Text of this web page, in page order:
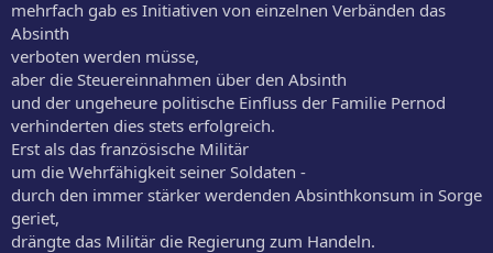
mehrfach gab es Initiativen von einzelnen Verbänden das
Absinth
verboten werden müsse,
aber die Steuereinnahmen über den Absinth
und der ungeheure politische Einfluss der Familie Pernod
verhinderten dies stets erfolgreich.
Erst als das französische Militär
um die Wehrfähigkeit seiner Soldaten -
durch den immer stärker werdenden Absinthkonsum in Sorge
geriet,
drängte das Militär die Regierung zum Handeln.